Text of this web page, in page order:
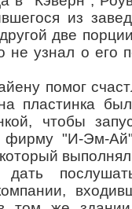
из
две
не узнал о его
пластинка
чтобы
фирму "И-Эм-
компании,